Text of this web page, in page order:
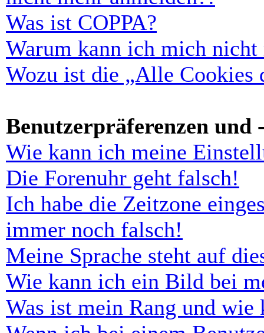
Was ist COPPA?
Warum kann ich mich nicht
Wozu ist die „Alle Cookies
Benutzerpräferenzen und
Wie kann ich meine
Die Forenuhr geht falsch!
Ich habe die Zeitzone
immer noch falsch!
Meine Sprache steht auf
Wie kann ich ein Bild bei
Was ist mein Rang und wie